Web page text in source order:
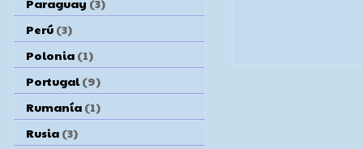
Perú (3)
Polonia (1)
Portugal (9)
Rumanía (1)
Rusia (3)